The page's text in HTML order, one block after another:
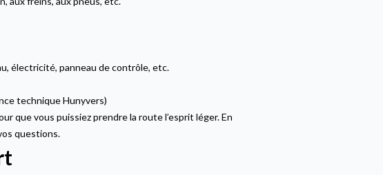
électricité, panneau de contrôle, etc.
technique Hunyvers)
que vous puissiez prendre la route l’esprit léger. En
questions.